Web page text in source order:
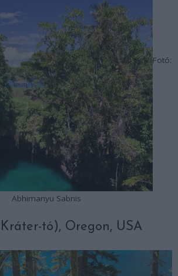
Fotó:
Abhimanyu Sabnis
tó), Oregon, USA